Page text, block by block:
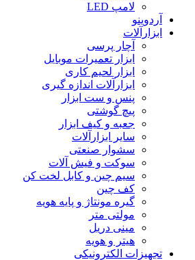
لامپ LED
آردوینو
ابزارآلات
آچار پرسی
ابزار تعمیرات موبایل
ابزار لحیم کاری
ابزارآلات اندازه گیری
پنس و ست ابزار
پیچ گوشتی
جعبه و کیف ابزار
سایر ابزارآلات
سشوار صنعتی
سوکت و فیش آلات
سیم چین و کابل لخت کن
کف چین
گیره مونتاژ و پایه هویه
مولتی متر
مینی دریل
هیتر و هویه
تجهیزات الکترونیکی